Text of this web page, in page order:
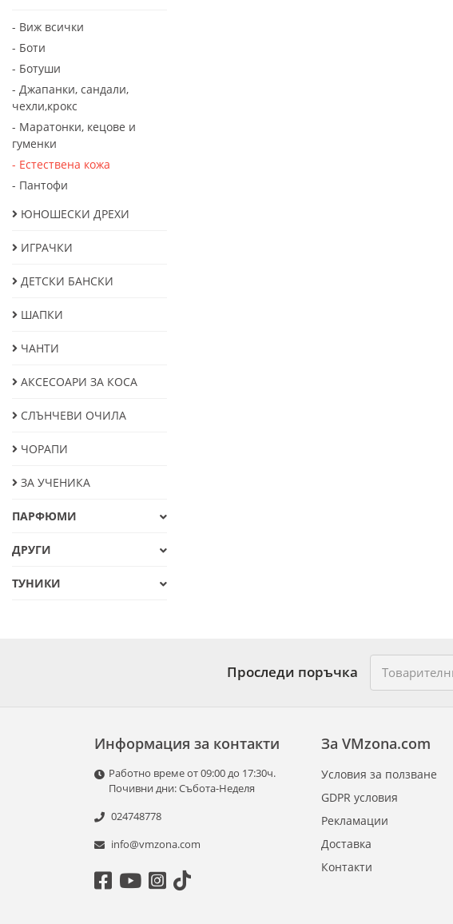
- Виж всички
- Боти
- Ботуши
- Джапанки, сандали,
чехли,крокс
- Маратонки, кецове и
гуменки
- Естествена кожа
- Пантофи
ЮНОШЕСКИ ДРЕХИ
ИГРАЧКИ
ДЕТСКИ БАНСКИ
ШАПКИ
ЧАНТИ
АКСЕСОАРИ ЗА КОСА
СЛЪНЧЕВИ ОЧИЛА
ЧОРАПИ
ЗА УЧЕНИКА
ПАРФЮМИ
ДРУГИ
ТУНИКИ
Проследи поръчка
Информация за контакти
Работно време от 09:00 до 17:30ч.
Почивни дни: Събота-Неделя
024748778
info@vmzona.com
За VMzona.com
Условия за ползване
GDPR условия
Рекламации
Доставка
Контакти